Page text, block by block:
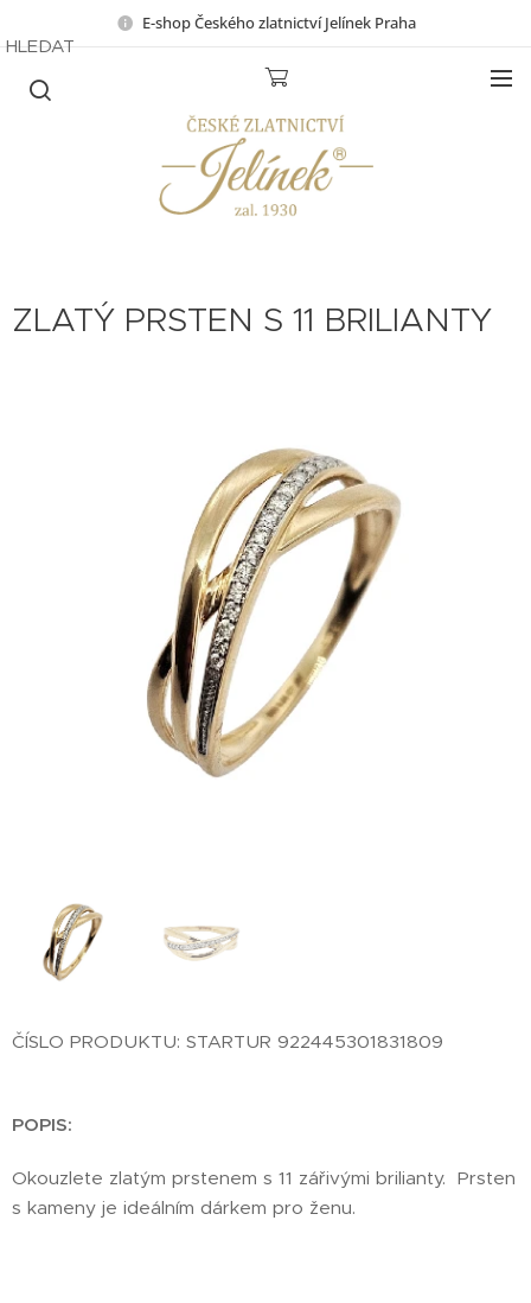
E-shop Českého zlatnictví Jelínek Praha
HLEDAT
ZLATÝ PRSTEN S 11 BRILIANTY
ČÍSLO PRODUKTU: STARTUR 922445301831809
POPIS:
Okouzlete zlatým prstenem s 11 zářivými brilianty. Prsten
s kameny je ideálním dárkem pro ženu.